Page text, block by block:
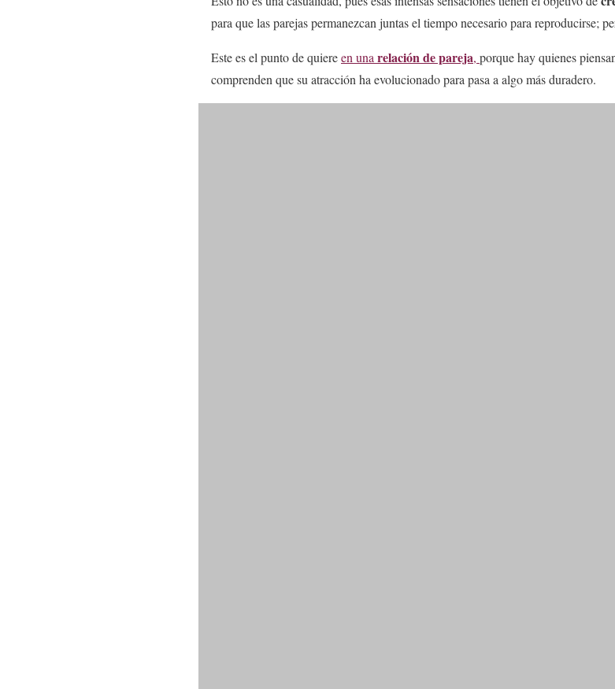
para que las parejas permanezcan juntas el tiempo necesario para reproducirse;
Este es el punto de quiereen una relación de pareja, porque hay quienes
comprenden que su atracción ha evolucionado para pasa a algo más duradero.